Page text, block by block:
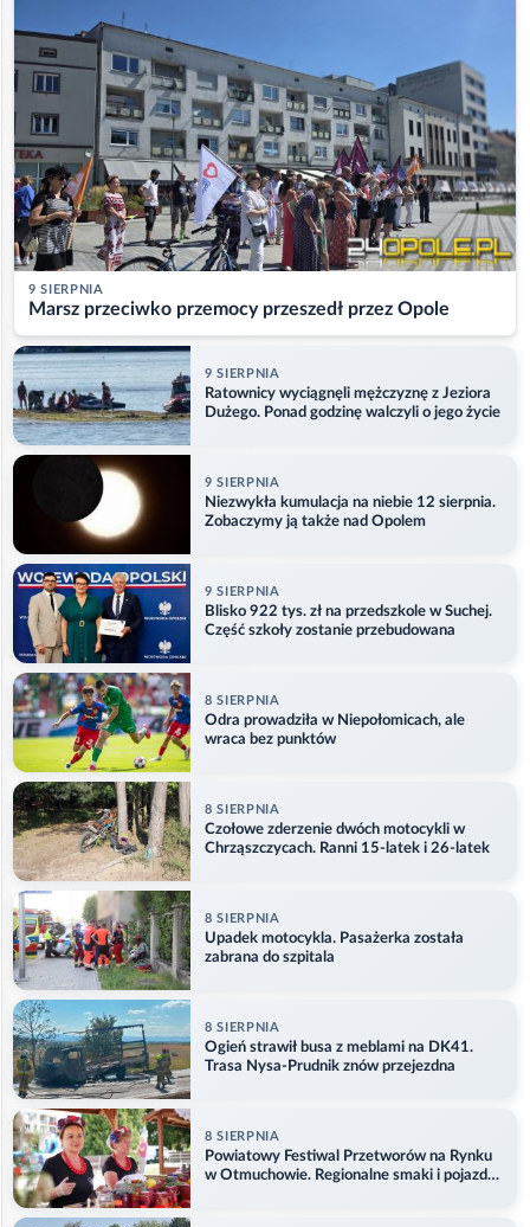
9 SIERPNIA
Marsz przeciwko przemocy przeszedł przez Opole
9 SIERPNIA
Ratownicy wyciągnęli mężczyznę z Jeziora
Dużego. Ponad godzinę walczyli o jego życie
9 SIERPNIA
Niezwykła kumulacja na niebie 12 sierpnia.
Zobaczymy ją także nad Opolem
9 SIERPNIA
Blisko 922 tys. zł na przedszkole w Suchej.
Część szkoły zostanie przebudowana
8 SIERPNIA
Odra prowadziła w Niepołomicach, ale
wraca bez punktów
8 SIERPNIA
Czołowe zderzenie dwóch motocykli w
Chrząszczycach. Ranni 15-latek i 26-latek
8 SIERPNIA
Upadek motocykla. Pasażerka została
zabrana do szpitala
8 SIERPNIA
Ogień strawił busa z meblami na DK41.
Trasa Nysa-Prudnik znów przejezdna
8 SIERPNIA
Powiatowy Festiwal Przetworów na Rynku
w Otmuchowie. Regionalne smaki i pojazdy